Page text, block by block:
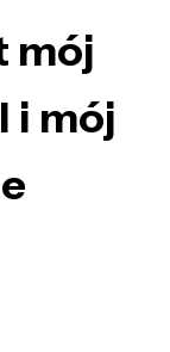
mój
i mój